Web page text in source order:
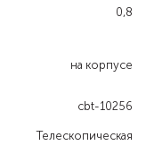
0,8
на корпусе
cbt-10256
Телескопическая